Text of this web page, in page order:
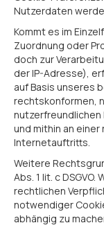
Nutzerdaten
Kommt es im
Zuordnung oder
doch zur
der IP-Adresse),
auf Basis unseres
rechtskonformen,
nutzerfreundlichen
und mithin an
Internetauftritts.
Weitere
Abs. 1 lit. c
rechtlichen
notwendiger
abhängig zu